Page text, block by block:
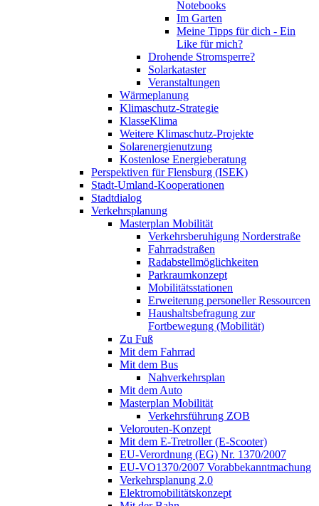
Notebooks
Im Garten
Meine Tipps für dich - Ein
Like für mich?
Drohende Stromsperre?
Solarkataster
Veranstaltungen
Wärmeplanung
Klimaschutz-Strategie
KlasseKlima
Weitere Klimaschutz-Projekte
Solarenergienutzung
Kostenlose Energieberatung
Perspektiven für Flensburg (ISEK)
Stadt-Umland-Kooperationen
Stadtdialog
Verkehrsplanung
Masterplan Mobilität
Verkehrsberuhigung Norderstraße
Fahrradstraßen
Radabstellmöglichkeiten
Parkraumkonzept
Mobilitätsstationen
Erweiterung personeller Ressourcen
Haushaltsbefragung zur
Fortbewegung (Mobilität)
Zu Fuß
Mit dem Fahrrad
Mit dem Bus
Nahverkehrsplan
Mit dem Auto
Masterplan Mobilität
Verkehrsführung ZOB
Velorouten-Konzept
Mit dem E-Tretroller (E-Scooter)
EU-Verordnung (EG) Nr. 1370/2007
EU-VO1370/2007 Vorabbekanntmachung
Verkehrsplanung 2.0
Elektromobilitätskonzept